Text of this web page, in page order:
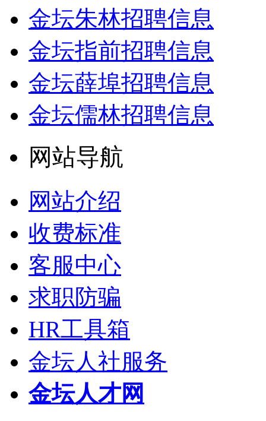
金坛朱林招聘信息
金坛指前招聘信息
金坛薛埠招聘信息
金坛儒林招聘信息
网站导航
网站介绍
收费标准
客服中心
求职防骗
HR工具箱
金坛人社服务
金坛人才网